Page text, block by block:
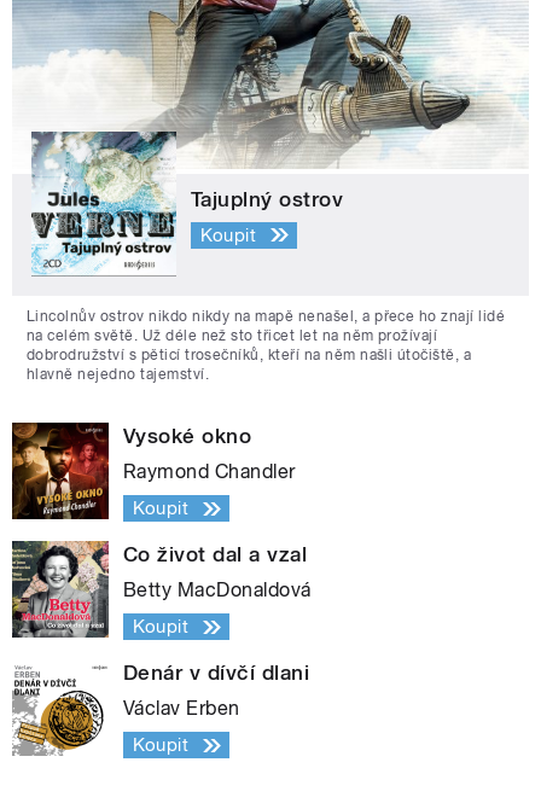
Tajuplný ostrov
Koupit
Lincolnův ostrov nikdo nikdy na mapě nenašel, a přece ho znají lidé
na celém světě. Už déle než sto třicet let na něm prožívají
dobrodružství s pěticí trosečníků, kteří na něm našli útočiště, a
hlavně nejedno tajemství.
Vysoké okno
Raymond Chandler
Koupit
Co život dal a vzal
Betty MacDonaldová
Koupit
Denár v dívčí dlani
Václav Erben
Koupit